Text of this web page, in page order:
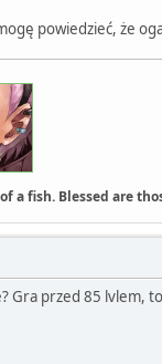
powiedzieć, że
a fish. Blessed are
Gra przed 85